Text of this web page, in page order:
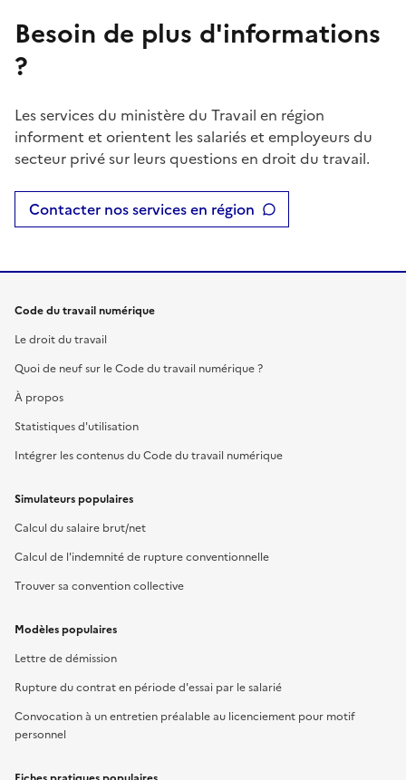
Besoin de plus d'informations
?
Les services du ministère du Travail en région
informent et orientent les salariés et employeurs du
secteur privé sur leurs questions en droit du travail.
Contacter nos services en région
Code du travail numérique
Le droit du travail
Quoi de neuf sur le Code du travail numérique ?
À propos
Statistiques d'utilisation
Intégrer les contenus du Code du travail numérique
Simulateurs populaires
Calcul du salaire brut/net
Calcul de l'indemnité de rupture conventionnelle
Trouver sa convention collective
Modèles populaires
Lettre de démission
Rupture du contrat en période d'essai par le salarié
Convocation à un entretien préalable au licenciement pour motif
personnel